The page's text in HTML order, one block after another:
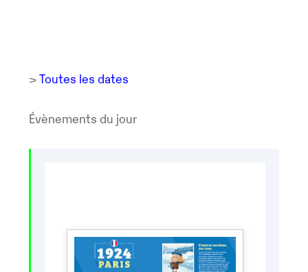
> Toutes les dates
Évènements du jour